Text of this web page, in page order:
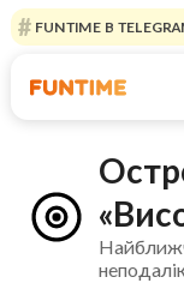
FUNTIME В